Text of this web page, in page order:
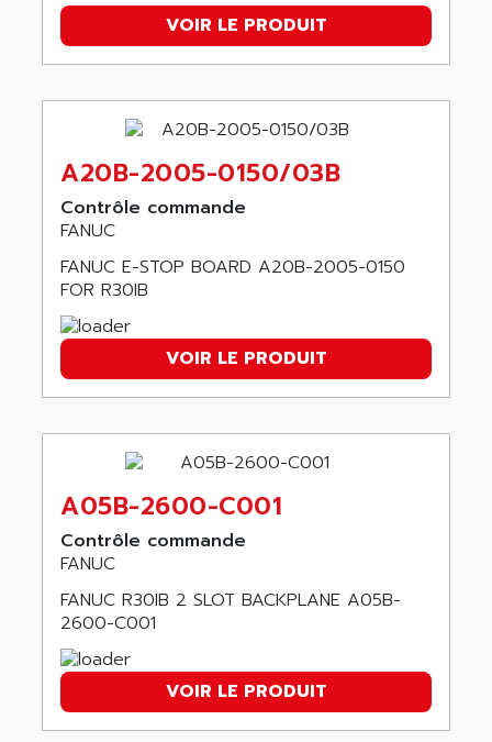
8200-SERIES
SERIE 9000
SERVOPACK
FMV
DIGIDRIVE SE
VERITRON
PANELVIEW
AXUMERIK
PROVIT
SIMATIC MP
MINI MAESTRO
NT3
CYBER 4000
RPX30
SINUMERIK 820/
LOGO
SIMATIC MULTIPANEL
DIGIVEX
ALCATEL-LUCENT
ALDES
ALES
ALFA PROGETTI
ALFA ROBOT
ALFA ROMEO
ALFAA
ALFA-LAVAL
ALFASISTEL
ALFATRONIX
ALFONS HAAR
ALICAT SCIENTIFIC
ALIZEA
ALLEGRO MICROSYSTEMS
ALLEN BRADLEY
ALLEN CODIERGERATE GMBH
ALLEN SYSTEMS
ALLIANCE INSTRUMENTS
ALLIANCE MEMORY
ALLIED TELESIS
VOIR LE PRODUIT
A20B-2005-0150/03B
Contrôle commande
FANUC
FANUC E-STOP BOARD A20B-2005-0150
FOR R30IB
VOIR LE PRODUIT
A05B-2600-C001
Contrôle commande
FANUC
FANUC R30IB 2 SLOT BACKPLANE A05B-
2600-C001
VOIR LE PRODUIT